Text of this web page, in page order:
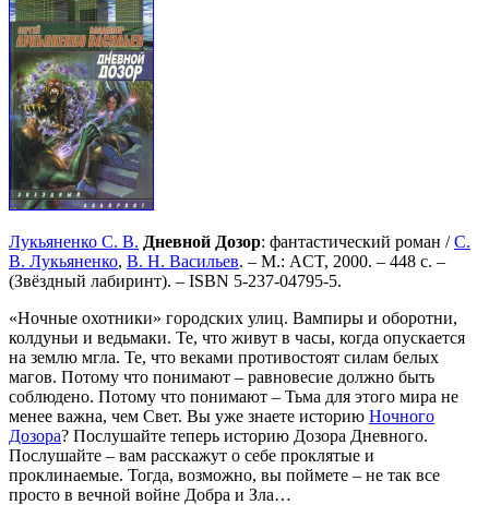
Лукьяненко С. В. Дневной Дозор: фантастический роман /С.
В. Лукьяненко, В. Н. Васильев. – М.: ACT, 2000. – 448 с. –
(Звёздный лабиринт). – ISBN 5-237-04795-5.
«Ночные охотники» городских улиц. Вампиры и оборотни,
колдуньи и ведьмаки. Те, что живут в часы, когда опускается
на землю мгла. Те, что веками противостоят силам белых
магов. Потому что понимают – равновесие должно быть
соблюдено. Потому что понимают – Тьма для этого мира не
менее важна, чем Свет. Вы уже знаете историю Ночного
Дозора? Послушайте теперь историю Дозора Дневного.
Послушайте – вам расскажут о себе проклятые и
проклинаемые. Тогда, возможно, вы поймете – не так все
просто в вечной войне Добра и Зла…